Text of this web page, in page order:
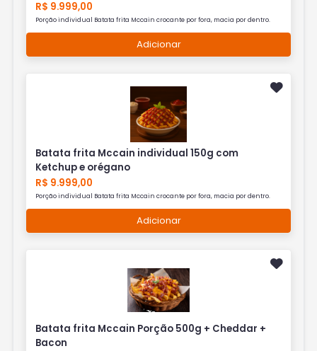
R$ 9.999,00
Porção individual Batata frita Mccain crocante por fora, macia por dentro.
Adicionar
Batata frita Mccain individual 150g com
Ketchup e orégano
R$ 9.999,00
Porção individual Batata frita Mccain crocante por fora, macia por dentro.
Adicionar
Batata frita Mccain Porção 500g + Cheddar +
Bacon